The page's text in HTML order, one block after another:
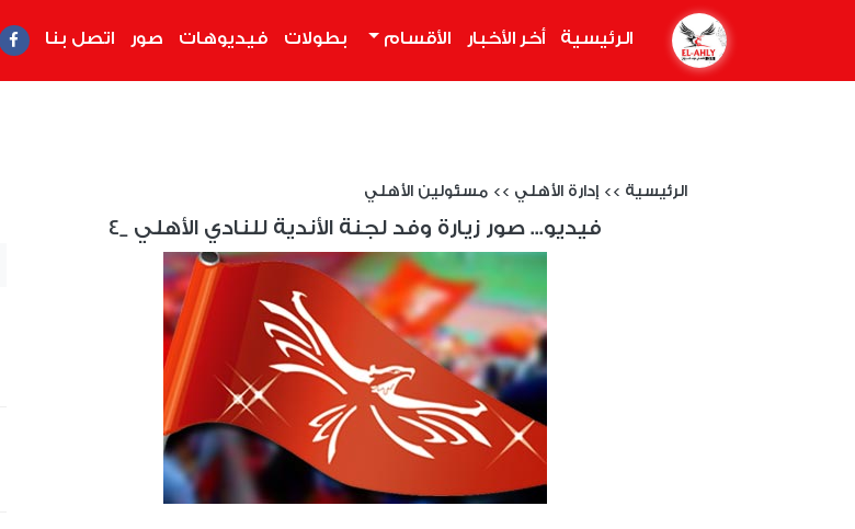
الرئيسية أخر الأخبار الأقسام بطولات فيديوهات صور اتصل بنا
الرئيسية >> إدارة الأهلي >> مسئولين الأهلي
فيديو... صور زيارة وفد لجنة الأندية للنادي الأهلي _4